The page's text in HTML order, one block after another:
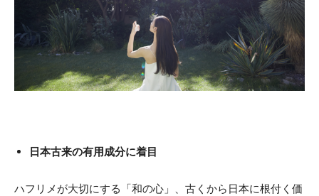
日本古来の有用成分に着目
ハフリメが大切にする「和の心」、古くから日本に根付く価